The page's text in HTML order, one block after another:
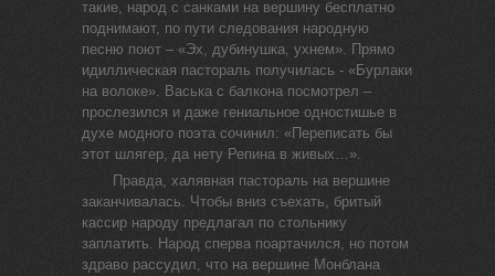
такие, народ с санками на вершину бесплатно
поднимают, по пути следования народную
песню поют – «Эх, дубинушка, ухнем». Прямо
идиллическая пастораль получилась - «Бурлаки
на волоке». Васька с балкона посмотрел –
прослезился и даже гениальное одностишье в
духе модного поэта сочинил: «Переписать бы
этот шлягер, да нету Репина в живых…».
Правда, халявная пастораль на вершине
заканчивалась. Чтобы вниз съехать, бритый
кассир народу предлагал по стольнику
заплатить. Народ сперва поартачился, но потом
здраво рассудил, что на вершине Монблана